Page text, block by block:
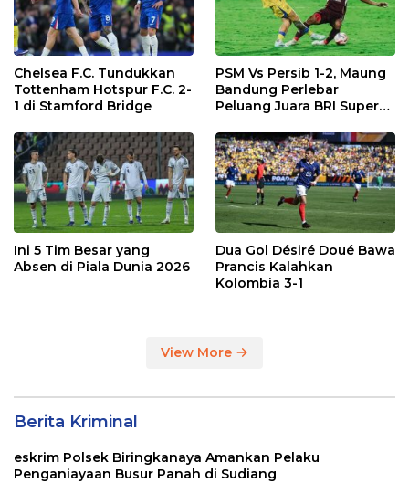
Chelsea F.C. Tundukkan
Tottenham Hotspur F.C. 2-
1 di Stamford Bridge
PSM Vs Persib 1-2, Maung
Bandung Perlebar
Peluang Juara BRI Super
Ini 5 Tim Besar yang
Absen di Piala Dunia 2026
Dua Gol Désiré Doué Bawa
Prancis Kalahkan
Kolombia 3-1
View More
Berita Kriminal
eskrim Polsek Biringkanaya Amankan Pelaku
Penganiayaan Busur Panah di Sudiang